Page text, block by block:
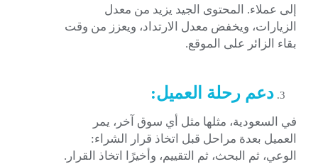
إلى عملاء. المحتوى الجيد يزيد من معدل
الزيارات، ويخفض معدل الارتداد، ويعزز من وقت
بقاء الزائر على الموقع.
دعم رحلة العميل:
في السعودية، مثلها مثل أي سوق آخر، يمر
العميل بعدة مراحل قبل اتخاذ قرار الشراء:
الوعي، ثم البحث، ثم التقييم، وأخيرًا اتخاذ القرار.